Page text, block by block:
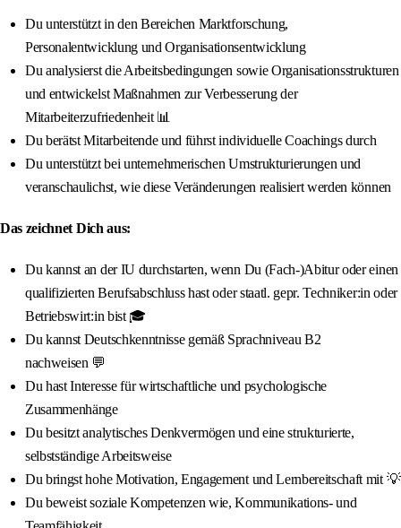
Du unterstützt in den Bereichen Marktforschung,
Personalentwicklung und Organisationsentwicklung
Du analysierst die Arbeitsbedingungen sowie Organisationsstrukturen
und entwickelst Maßnahmen zur Verbesserung der
Mitarbeiterzufriedenheit 📊
Du berätst Mitarbeitende und führst individuelle Coachings durch
Du unterstützt bei unternehmerischen Umstrukturierungen und
veranschaulichst, wie diese Veränderungen realisiert werden können
Das zeichnet Dich aus:
Du kannst an der IU durchstarten, wenn Du (Fach-)Abitur oder einen
qualifizierten Berufsabschluss hast oder staatl. gepr. Techniker:in oder
Betriebswirt:in bist 🎓
Du kannst Deutschkenntnisse gemäß Sprachniveau B2
nachweisen 💬
Du hast Interesse für wirtschaftliche und psychologische
Zusammenhänge
Du besitzt analytisches Denkvermögen und eine strukturierte,
selbstständige Arbeitsweise
Du bringst hohe Motivation, Engagement und Lernbereitschaft mit 💡
Du beweist soziale Kompetenzen wie, Kommunikations- und